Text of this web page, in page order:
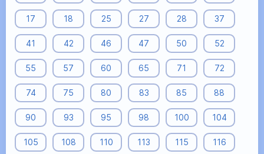
17 18 25 27 28 37
41 42 46 47 50 52
55 57 60 65 71 72
74 75 80 83 85 88
90 93 95 98 100 104
105 108 110 113 115 116